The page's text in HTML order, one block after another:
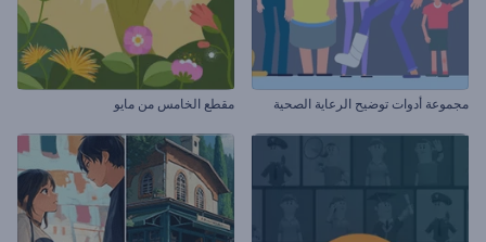
مجموعة أدوات توضيح الرعاية الصحية مقطع الخامس من مايو